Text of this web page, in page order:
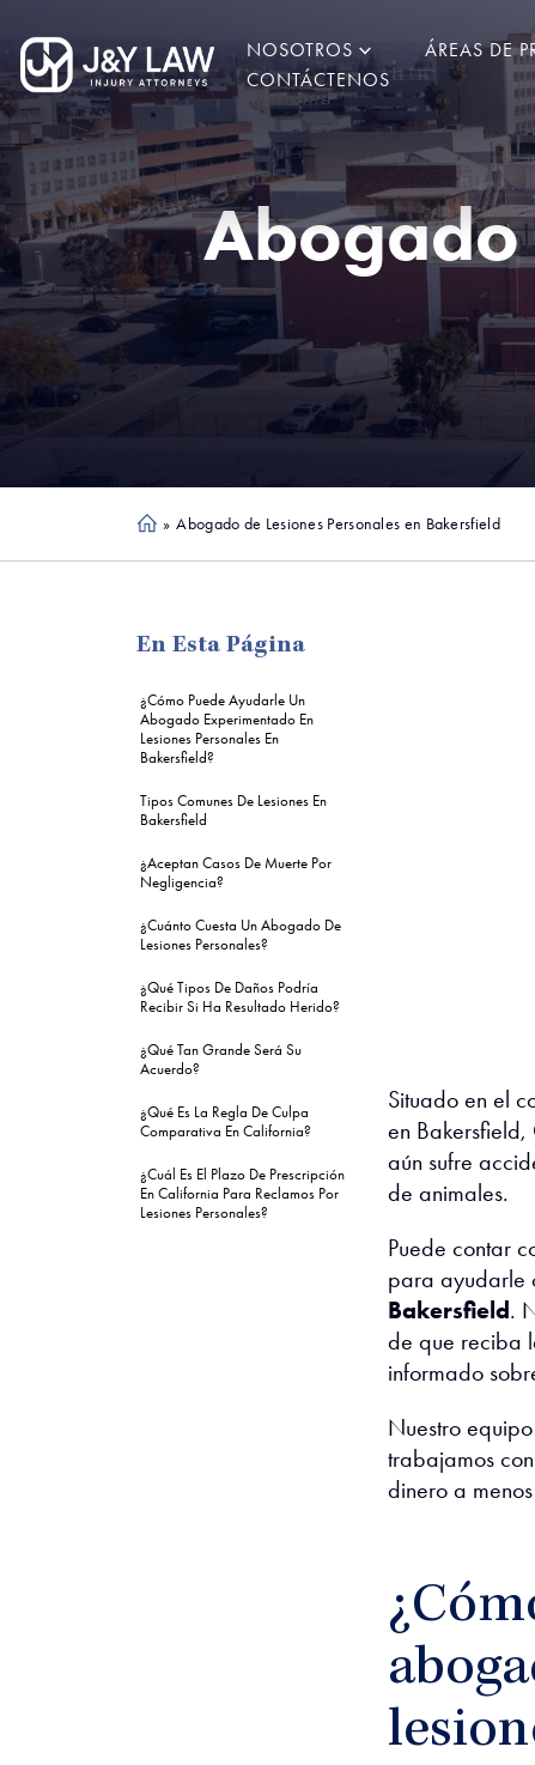
NOSOTROS ÁREAS DE
CONTÁCTENOS
Abogado
Ho » Abogado de Lesiones Personales en Bakersfield
En Esta Página
¿Cómo Puede Ayudarle Un
Abogado Experimentado En
Lesiones Personales En
Bakersfield?
Tipos Comunes De Lesiones En
Bakersfield
¿Aceptan Casos De Muerte Por
Negligencia?
¿Cuánto Cuesta Un Abogado De
Lesiones Personales?
¿Qué Tipos De Daños Podría
Recibir Si Ha Resultado Herido?
¿Qué Tan Grande Será Su
Acuerdo?
¿Qué Es La Regla De Culpa
Comparativa En California?
¿Cuál Es El Plazo De Prescripción
En California Para Reclamos Por
Lesiones Personales?
Situado en el
en
aún sufre
de animales.
Puede contar
para ayudarle
Bakersfield.
de que reciba
informado
Nuestro
trabajamos
dinero a